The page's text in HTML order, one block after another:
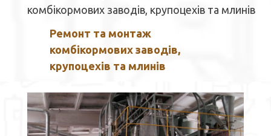
комбікормових заводів, крупоцехів та млинів
Ремонт та монтаж
комбікормових заводів,
крупоцехів та млинів